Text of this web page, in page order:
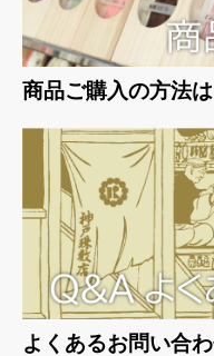
商品ご購入の方法
よくあるお問い合